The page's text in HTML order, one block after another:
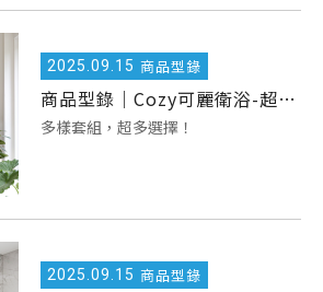
2025. 09.15 商品型錄
商品型錄｜Cozy可麗衛浴-超值三件組
多樣套組，超多選擇！
2025. 09.15 商品型錄